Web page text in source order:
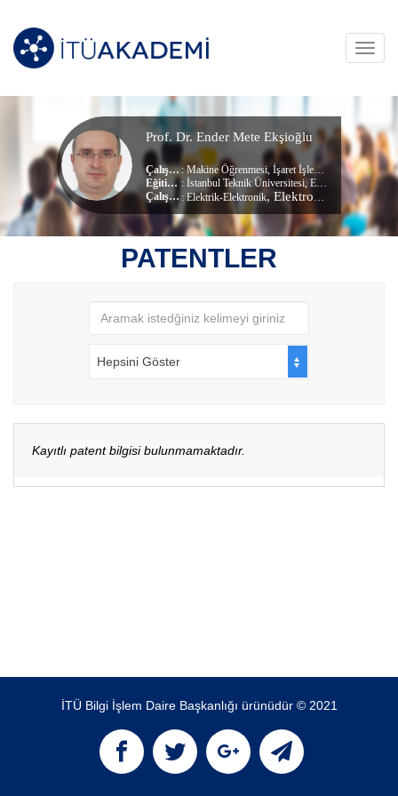
Prof. Dr. Ender Mete Ekşioğlu
Çalışma Alanları:Makine Öğrenmesi, İşaret İşleme Görüntü İşleme
Eğitim Durumu
: İstanbul Teknik Üniversitesi, Elektronik Ve Haberleşme Mühendisliği (dr) (Doktora)
Çalıştığı Birim :Elektrik-Elektronik, Elektronik ve Haberleşme Mühendisliği Bölümü
PATENTLER
Hepsini Göster
Kayıtlı patent bilgisi bulunmamaktadır.
İTÜ Bilgi İşlem Daire Başkanlığı ürünüdür © 2021